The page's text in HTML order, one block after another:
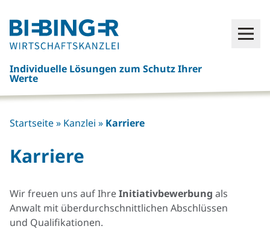
Click
here
go
back
to
Individuelle Lösungen zum Schutz Ihrer
Werte
Startseite» Kanzlei » Karriere
Karriere
Wir freuen uns auf IhreInitiativbewerbung als
Anwalt mit überdurchschnittlichen Abschlüssen
und Qualifikationen.